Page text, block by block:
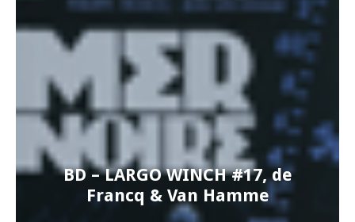
BD – LARGO WINCH #17, de
Francq & Van Hamme